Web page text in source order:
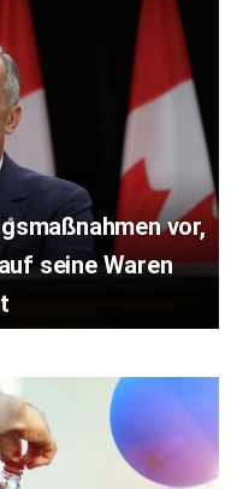
vor,
seine Waren